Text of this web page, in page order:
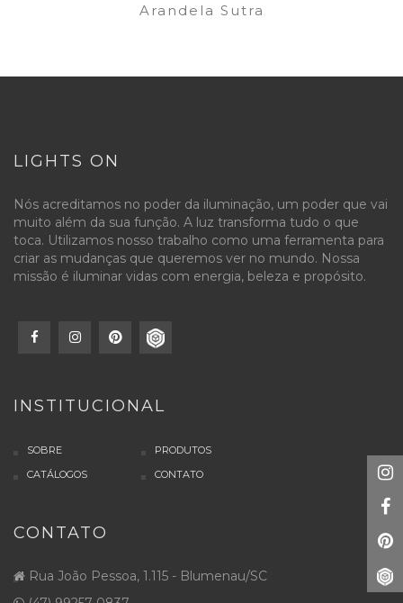
Arandela Sutra
LIGHTS ON
Nós acreditamos no poder da iluminação, um poder que vai
muito além da sua função. A luz transforma tudo o que
toca. Utilizamos nosso trabalho como uma ferramenta para
criar as mudanças que queremos ver no mundo. Nossa
missão é iluminar vidas com energia, beleza e propósito.
INSTITUCIONAL
SOBRE
PRODUTOS
CATÁLOGOS
CONTATO
CONTATO
Rua João Pessoa, 1.115 - Blumenau/SC